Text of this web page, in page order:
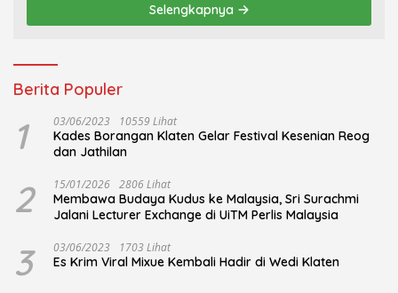
Selengkapnya
Berita Populer
1 03/06/2023 10559 Lihat
Kades Borangan Klaten Gelar Festival Kesenian Reog
dan Jathilan
2 15/01/2026 2806 Lihat
Membawa Budaya Kudus ke Malaysia, Sri Surachmi
Jalani Lecturer Exchange di UiTM Perlis Malaysia
3 03/06/2023 1703 Lihat
Es Krim Viral Mixue Kembali Hadir di Wedi Klaten